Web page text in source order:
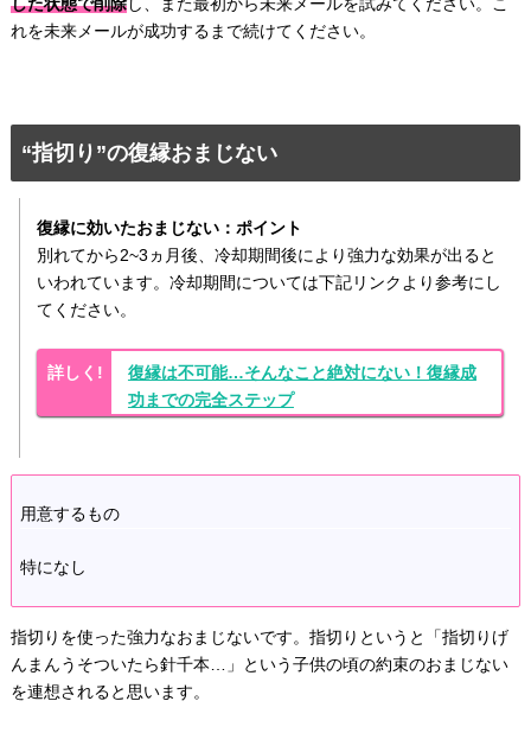
れを未来メールが成功するまで続けてください。
“指切り”の復縁おまじない
復縁に効いたおまじない：ポイント
別れてから2~3ヵ月後、冷却期間後により強力な効果が出ると
いわれています。冷却期間については下記リンクより参考にし
てください。
復縁は不可能…そんなこと絶対にない！復縁成
功までの完全ステップ
用意するもの
特になし
指切りを使った強力なおまじないです。指切りというと「指切りげ
んまんうそついたら針千本…」という子供の頃の約束のおまじない
を連想されると思います。